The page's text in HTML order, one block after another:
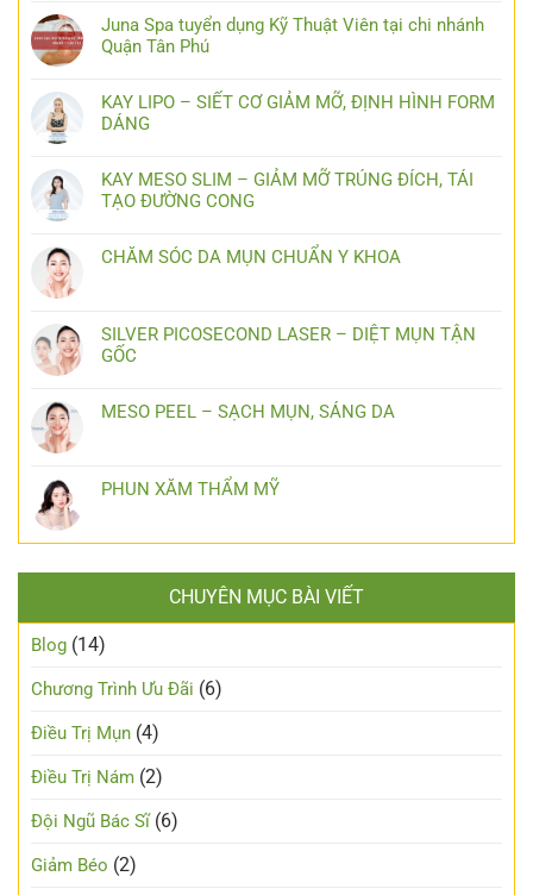
Juna Spa tuyển dụng Kỹ Thuật Viên tại chi nhánh
Quận Tân Phú
KAY LIPO – SIẾT CƠ GIẢM MỠ, ĐỊNH HÌNH FORM
DÁNG
KAY MESO SLIM – GIẢM MỠ TRÚNG ĐÍCH, TÁI
TẠO ĐƯỜNG CONG
CHĂM SÓC DA MỤN CHUẨN Y KHOA
SILVER PICOSECOND LASER – DIỆT MỤN TẬN
GỐC
MESO PEEL – SẠCH MỤN, SÁNG DA
PHUN XĂM THẨM MỸ
CHUYÊN MỤC BÀI VIẾT
Blog (14)
Chương Trình Ưu Đãi (6)
Điều Trị Mụn (4)
Điều Trị Nám (2)
Đội Ngũ Bác Sĩ(6)
Giảm Béo (2)